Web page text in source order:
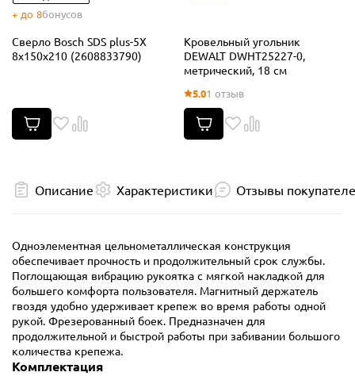
+ до 8бонусов
Сверло Bosch SDS plus-5X
8x150x210 (2608833790)
Кровельный угольник
DEWALT DWHT25227-0,
метрический, 18 см
5.01 отзыв
Описание Характеристики Отзывы
Одноэлементная цельнометаллическая конструкция
обеспечивает прочность и продолжительный срок службы.
Поглощающая вибрацию рукоятка с мягкой накладкой для
большего комфорта пользователя. Магнитный держатель
гвоздя удобно удерживает крепеж во время работы одной
рукой. Фрезерованный боек. Предназначен для
продолжительной и быстрой работы при забивании большого
количества крепежа.
Комплектация